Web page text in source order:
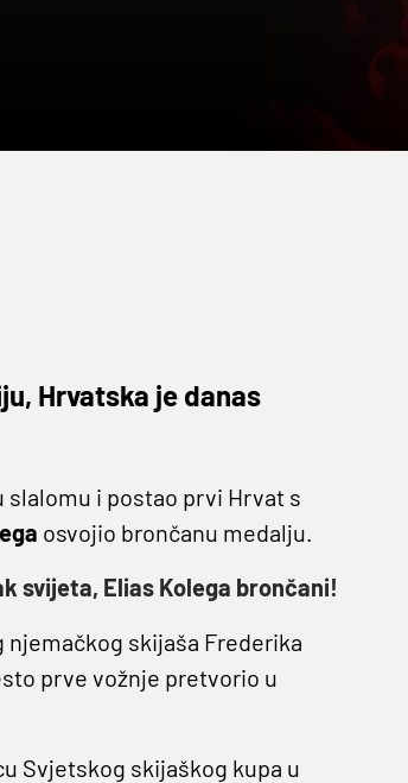
Hrvatska je danas
i postao prvi Hrvat s
osvojio brončanu medalju.
svijeta, Elias Kolega brončani!
njemačkog skijaša Frederika
prve vožnje pretvorio u
Svjetskog skijaškog kupa u